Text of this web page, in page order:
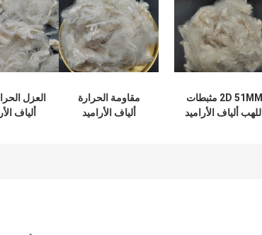
2D 51MM مثبطات
اللهب ألياف الأراميد
مقاومة الحرارة
ألياف الأراميد
العزل
ألياف